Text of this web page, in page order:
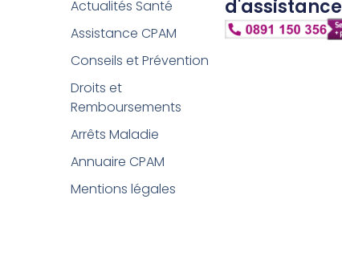
Actualités Santé
Assistance CPAM
Conseils et Prévention
Droits et
Remboursements
Arrêts Maladie
Annuaire CPAM
Mentions légales
d'assistance